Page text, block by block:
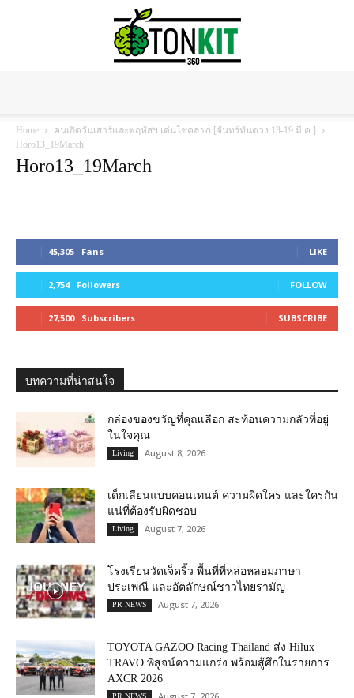
Home
คนเกิดวันเสาร์และพฤหัสฯ เด่นโชคลาภ [จันทร์ทันดวง 13-19 มี.ค.]
Horo13_19March
Horo13_19March
45,305 Fans LIKE
2,754 Followers FOLLOW
27,500 Subscribers SUBSCRIBE
บทความที่น่าสนใจ
กล่องของขวัญที่คุณเลือก สะท้อนความกลัวที่อยู่
ในใจคุณ
Living August 8, 2026
เด็กเลียนแบบคอนเทนต์ ความผิดใคร และใครกัน
แน่ที่ต้องรับผิดชอบ
Living August 7, 2026
โรงเรียนวัดเจ็ดริ้ว พื้นที่ที่หล่อหลอมภาษา
ประเพณี และอัตลักษณ์ชาวไทยรามัญ
PR NEWS August 7, 2026
TOYOTA GAZOO Racing Thailand ส่ง Hilux
TRAVO พิสูจน์ความแกร่ง พร้อมสู้ศึกในรายการ
AXCR 2026
PR NEWS